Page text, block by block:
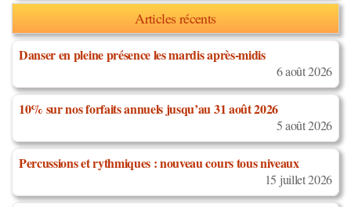
Articles récents
Danser en pleine présence les mardis après-midis
6 août 2026
10% sur nos forfaits annuels jusqu’au 31 août 2026
5 août 2026
Percussions et rythmiques : nouveau cours tous niveaux
15 juillet 2026